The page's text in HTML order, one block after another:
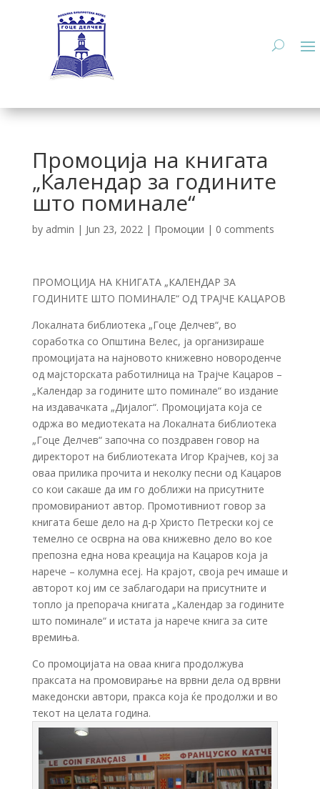
Промоција на книгата
„Календар за годините
што поминале“
by admin | Jun 23, 2022| Промоции | 0 comments
ПРОМОЦИЈА НА КНИГАТА „КАЛЕНДАР ЗА
ГОДИНИТЕ ШТО ПОМИНАЛЕ“ ОД ТРАЈЧЕ КАЦАРОВ
Локалната библиотека „Гоце Делчев“, во
соработка со Општина Велес, ја организираше
промоцијата на најновото книжевно новороденче
од мајсторската работилница на Трајче Кацаров –
„Календар за годините што поминале“ во издание
на издавачката „Дијалог“. Промоцијата која се
одржа во медиотеката на Локалната библиотека
„Гоце Делчев“ започна со поздравен говор на
директорот на библиотеката Игор Крајчев, кој за
оваа прилика прочита и неколку песни од Кацаров
со кои сакаше да им го доближи на присутните
промовираниот автор. Промотивниот говор за
книгата беше дело на д-р Христо Петрески кој се
темелно се осврна на ова книжевно дело во кое
препозна една нова креација на Кацаров која ја
нарече – колумна есеј. На крајот, своја реч имаше и
авторот кој им се заблагодари на присутните и
топло ја препорача книгата „Календар за годините
што поминале“ и истата ја нарече книга за сите
времиња.
Со промоцијата на оваа книга продолжува
праксата на промовирање на врвни дела од врвни
македонски автори, пракса која ќе продолжи и во
текот на целата година.